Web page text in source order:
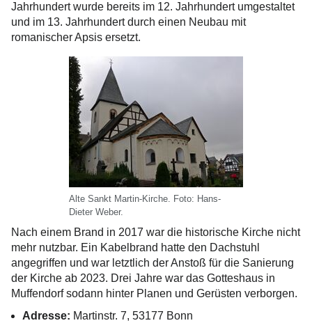
Jahrhundert wurde bereits im 12. Jahrhundert umgestaltet
und im 13. Jahrhundert durch einen Neubau mit
romanischer Apsis ersetzt.
Alte Sankt Martin-Kirche. Foto: Hans-
Dieter Weber.
Nach einem Brand in 2017 war die historische Kirche nicht
mehr nutzbar. Ein Kabelbrand hatte den Dachstuhl
angegriffen und war letztlich der Anstoß für die Sanierung
der Kirche ab 2023. Drei Jahre war das Gotteshaus in
Muffendorf sodann hinter Planen und Gerüsten verborgen.
Adresse: Martinstr. 7, 53177 Bonn